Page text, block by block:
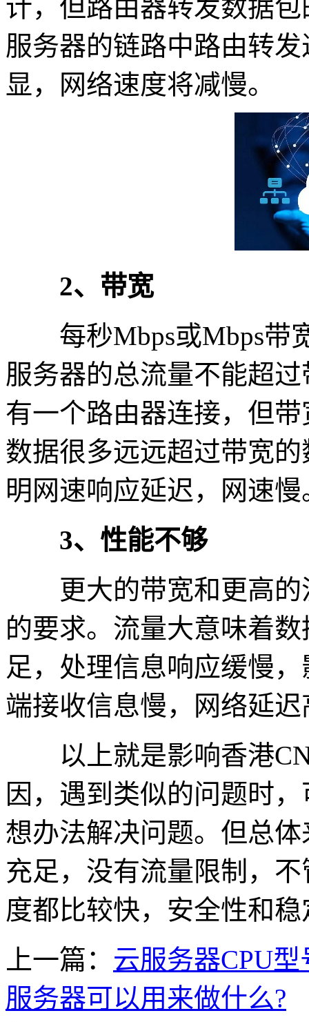
计，但路由器转发数据
服务器的链路中路由转
显，网络速度将减慢。
2、带宽
每秒Mbps或Mbps带
服务器的总流量不能超
有一个路由器连接，但
数据很多远远超过带宽
明网速响应延迟，网速慢
3、性能不够
更大的带宽和更高的
的要求。流量大意味着
足，处理信息响应缓慢
端接收信息慢，网络延迟
以上就是影响香港
因，遇到类似的问题时
想办法解决问题。但总
充足，没有流量限制，
度都比较快，安全性和
上一篇： 云服务器CPU
服务器可以用来做什么?